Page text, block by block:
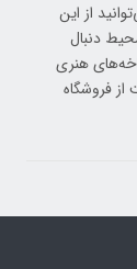
از این
دنبال
هنری
از فروشگاه